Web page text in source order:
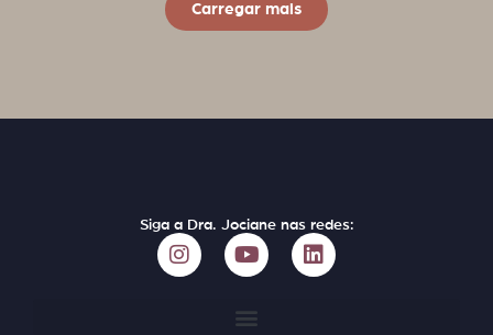
Carregar mais
Siga a Dra. Jociane nas redes: